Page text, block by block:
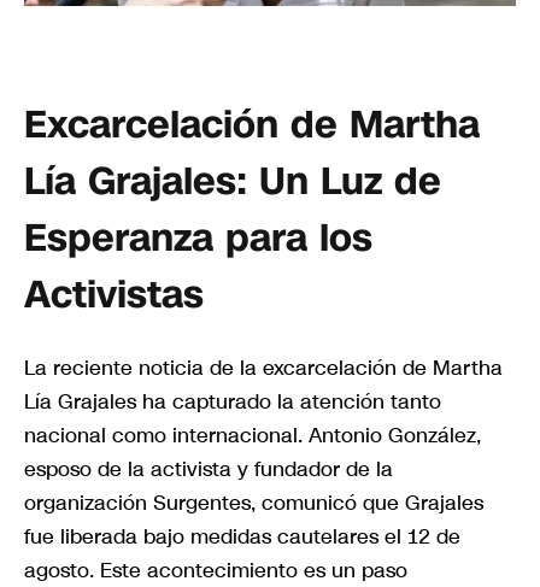
Excarcelación de Martha
Lía Grajales: Un Luz de
Esperanza para los
Activistas
La reciente noticia de la excarcelación de Martha
Lía Grajales ha capturado la atención tanto
nacional como internacional. Antonio González,
esposo de la activista y fundador de la
organización Surgentes, comunicó que Grajales
fue liberada bajo medidas cautelares el 12 de
agosto. Este acontecimiento es un paso